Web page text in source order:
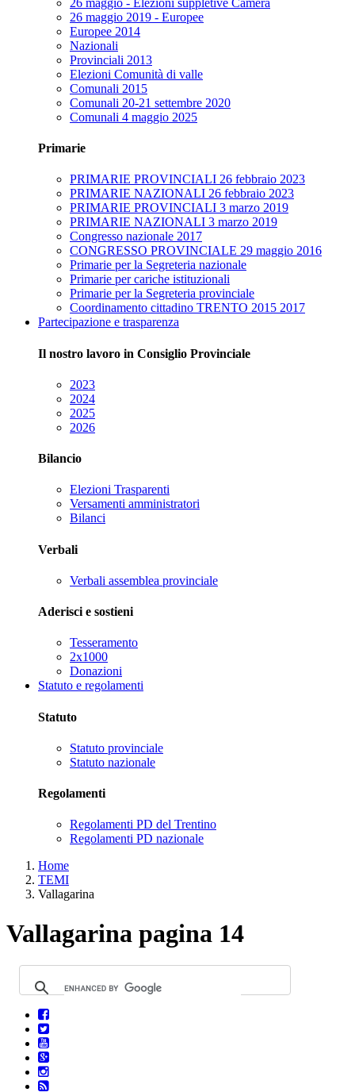
26 maggio 2019 - Europee
Europee 2014
Nazionali
Provinciali 2013
Elezioni Comunità di valle
Comunali 2015
Comunali 20-21 settembre 2020
Comunali 4 maggio 2025
Primarie
PRIMARIE PROVINCIALI 26 febbraio 2023
PRIMARIE NAZIONALI 26 febbraio 2023
PRIMARIE PROVINCIALI 3 marzo 2019
PRIMARIE NAZIONALI 3 marzo 2019
Congresso nazionale 2017
CONGRESSO PROVINCIALE 29 maggio 2016
Primarie per la Segreteria nazionale
Primarie per cariche istituzionali
Primarie per la Segreteria provinciale
Coordinamento cittadino TRENTO 2015 2017
Partecipazione e trasparenza
Il nostro lavoro in Consiglio Provinciale
2023
2024
2025
2026
Bilancio
Elezioni Trasparenti
Versamenti amministratori
Bilanci
Verbali
Verbali assemblea provinciale
Aderisci e sostieni
Tesseramento
2x1000
Donazioni
Statuto e regolamenti
Statuto
Statuto provinciale
Statuto nazionale
Regolamenti
Regolamenti PD del Trentino
Regolamenti PD nazionale
Home
TEMI
Vallagarina
Vallagarina pagina 14